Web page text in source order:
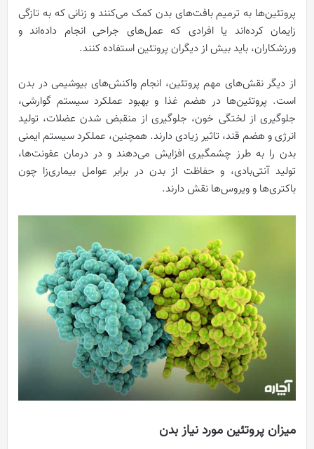
پروتئین‌ها به ترمیم بافت‌های بدن کمک می‌کنند و زنانی که به تازگی
زایمان کرده‌اند یا افرادی که عمل‌های جراحی انجام داده‌اند و
ورزشکاران، باید بیش از دیگران پروتئین استفاده کنند.
از دیگر نقش‌های مهم پروتئین، انجام واکنش‌های بیوشیمی در بدن
است. پروتئین‌ها در هضم غذا و بهبود عملکرد سیستم گوارشی،
جلوگیری از لختگی خون، جلوگیری از منقبض شدن عضلات، تولید
انرژی و هضم قند، تاثیر زیادی دارند. همچنین، عملکرد سیستم ایمنی
بدن را به طرز چشمگیری افزایش می‌دهند و در درمان عفونت‌ها،
تولید آنتی‌بادی، و حفاظت از بدن در برابر عوامل بیماری‌زا چون
باکتری‌ها و ویروس‌ها نقش دارند.
میزان پروتئین مورد نیاز بدن